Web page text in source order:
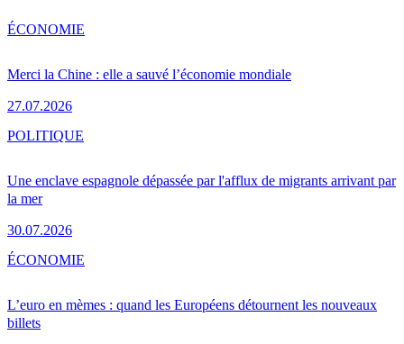
Merci la Chine : elle a sauvé l’économie mondiale
27.07.2026
ÉCONOMIE
Une enclave espagnole dépassée par l'afflux de migrants arrivant par
la mer
30.07.2026
POLITIQUE
L’euro en mèmes : quand les Européens détournent les nouveaux
billets
ÉCONOMIE